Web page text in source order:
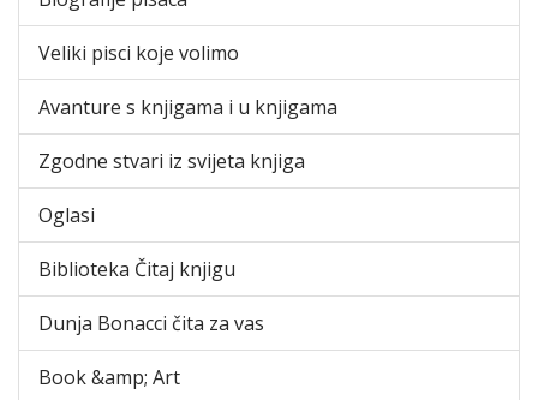
Veliki pisci koje volimo
Avanture s knjigama i u knjigama
Zgodne stvari iz svijeta knjiga
Oglasi
Biblioteka Čitaj knjigu
Dunja Bonacci čita za vas
Book &amp; Art